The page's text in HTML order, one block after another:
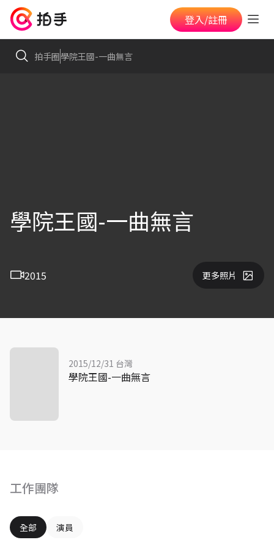
登入/註冊
拍手圈學院王國-一曲無言
學院王國-一曲無言
2015 更多照片
工作團隊
全部 演員
2015/12/31 台灣
學院王國-一曲無言